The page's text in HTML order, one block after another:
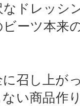
ドレッシ
ーツ本来
召し上が
い商品作